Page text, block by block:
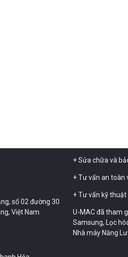
Láng, Hà Nội,
phường Long
số 02 đường 30
Việt Nam.
U-MAC Việt
Nhật Bản. Tiền
toàn cầu. Do
+ Sửa chữa và
+ Tư vấn an toàn
+ Tư vấn kỹ
U-MAC đã tham
Samsung, Lọc
Nhà máy Năng